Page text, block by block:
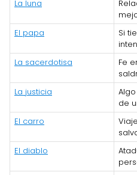
La luna
El papa
Si
La sacerdotisa
Fe
La justicia
de
El carro
El diablo